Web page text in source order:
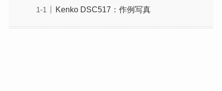
Kenko DSC517：作例写真